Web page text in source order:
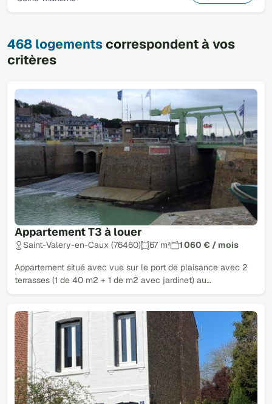
468 logementscorrespondent à vos
critères
Appartement T3 à louer
Saint-Valery-en-Caux (76460) 67 m² 1 060 € / mois
Appartement situé avec vue sur le port de plaisance avec 2
terrasses (1 de 40 m2 + 1 de m2 avec jardinet) au…